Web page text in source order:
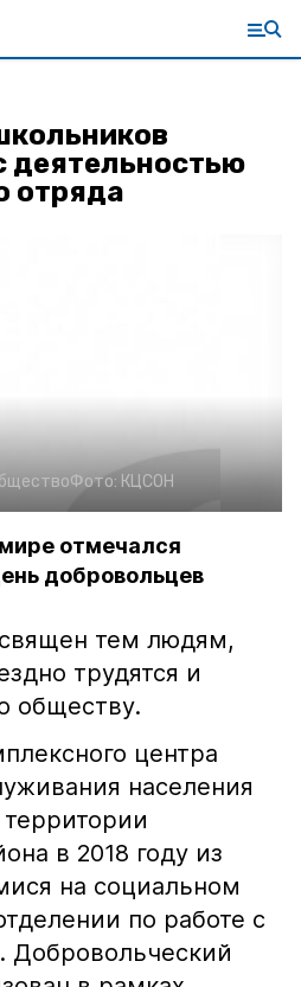
деятельностью
отряда
Фото: КЦСОН
отмечался
добровольцев
тем людям,
трудятся и
обществу.
центра
населения
в 2018 году из
на социальном
по работе с
Добровольческий